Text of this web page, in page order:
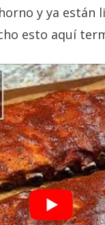
y ya
esto aquí